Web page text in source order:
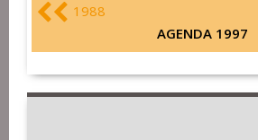
1988
AGENDA 1997